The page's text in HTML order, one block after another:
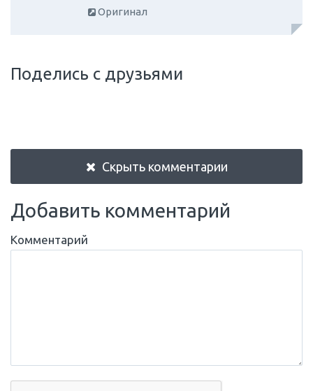
Оригинал
Поделись с друзьями
Скрыть комментарии
Добавить комментарий
Комментарий